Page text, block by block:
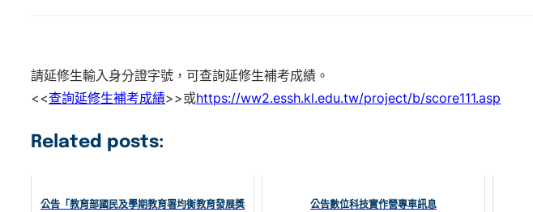
請延修生輸入身分證字號，可查詢延修生補考成績。
<<查詢延修生補考成績>>或https://ww2.essh.kl.edu.tw/project/b/score111.asp
Related posts:
公告「教育部國民及學期教育署均衡教育發展獎
公告數位科技實作營專車訊息